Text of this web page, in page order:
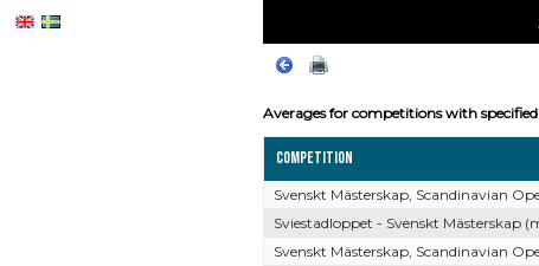
Averages for competitions with
Competition
Svenskt Mästerskap, Scandinavian
Sviestadloppet - Svenskt Mästerskap
Svenskt Mästerskap, Scandinavian